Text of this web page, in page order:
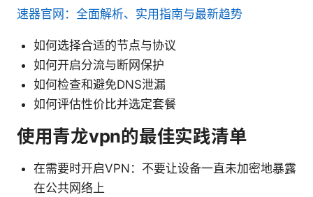
速器官网：全面解析、实用指南与最新趋势
如何选择合适的节点与协议
如何开启分流与断网保护
如何检查和避免DNS泄漏
如何评估性价比并选定套餐
使用青龙vpn的最佳实践清单
在需要时开启VPN：不要让设备一直未加密地暴露
在公共网络上